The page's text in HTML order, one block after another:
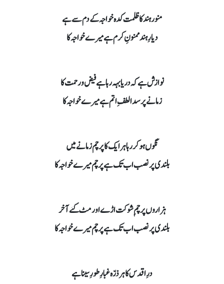
منور ہند کا ظلمت کدہ خواجہ کے دم سے ہے
دیارِ ہند ممنونِ کرم ہے میرے خواجہ کا
نوازش ہے کہ دریا بہہ رہا ہے فیض ورحمت کا
زمانے پر سدا لطفِ اتم ہے میرے خواجہ کا
نگوں ہوکر رہا ہر ایک کا پرچم زمانے میں
بلندی پر نصب اب تک ہے پرچم میرے خواجہ کا
ہزاروں پرچمِ شوکت اڑے اور مٹ گئے آخر
بلندی پر نصب اب تک ہے پرچم میرے خواجہ کا
درِ اقدس کا ہر ذرّہ غبارِ طورِ سینا ہے